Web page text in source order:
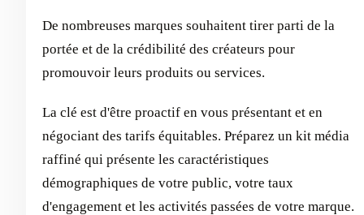
De nombreuses marques souhaitent tirer parti de la
portée et de la crédibilité des créateurs pour
promouvoir leurs produits ou services.
La clé est d'être proactif en vous présentant et en
négociant des tarifs équitables. Préparez un kit média
raffiné qui présente les caractéristiques
démographiques de votre public, votre taux
d'engagement et les activités passées de votre marque.